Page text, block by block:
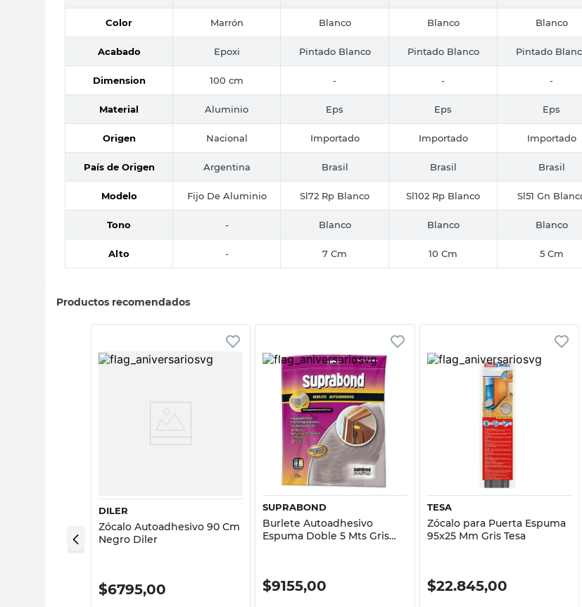
Color Marrón Blanco Blanco Blanco
Acabado Epoxi Pintado Blanco Pintado Blanco Pintado
Dimension 100 cm - - -
Material Aluminio Eps Eps Eps
Origen Nacional Importado Importado Importado
País de Origen Argentina Brasil Brasil Brasil
Modelo Fijo De Aluminio Sl72 Rp Blanco Sl102 Rp Blanco Sl51 Gn
Tono - Blanco Blanco Blanco
Alto - 7 Cm 10 Cm 5 Cm
Productos recomendados
DILER
Zócalo Autoadhesivo 90 Cm
Negro Diler
$6795,00
Vista rápida
SUPRABOND
Burlete Autoadhesivo
Espuma Doble 5 Mts Gris
$9155,00
Vista rápida
TESA
Zócalo para Puerta Espuma
95x25 Mm Gris Tesa
$22.845,00